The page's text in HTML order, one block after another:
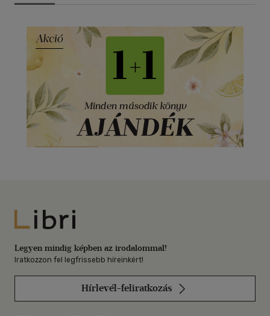
Libri
Legyen mindig képben az irodalommal!
Iratkozzon fel legfrissebb híreinkért!
Hírlevél-feliratkozás